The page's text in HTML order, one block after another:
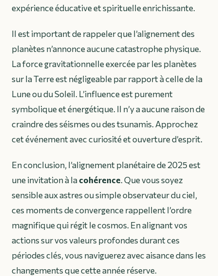
expérience éducative et spirituelle enrichissante.
Il est important de rappeler que l’alignement des
planètes n’annonce aucune catastrophe physique.
La force gravitationnelle exercée par les planètes
sur la Terre est négligeable par rapport à celle de la
Lune ou du Soleil. L’influence est purement
symbolique et énergétique. Il n’y a aucune raison de
craindre des séismes ou des tsunamis. Approchez
cet événement avec curiosité et ouverture d’esprit.
En conclusion, l’alignement planétaire de 2025 est
une invitation à lacohérence. Que vous soyez
sensible aux astres ou simple observateur du ciel,
ces moments de convergence rappellent l’ordre
magnifique qui régit le cosmos. En alignant vos
actions sur vos valeurs profondes durant ces
périodes clés, vous naviguerez avec aisance dans les
changements que cette année réserve.